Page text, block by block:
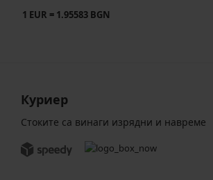
1 EUR = 1.95583 BGN
Куриер
Стоките са винаги изрядни и навреме